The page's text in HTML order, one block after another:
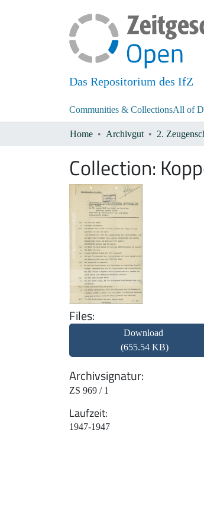
Das Repositorium des IfZ
Communities & CollectionsAll of
Home Archivgut 2.
Collection:
Files
Download
(655.54 KB)
Archivsignatur
ZS 969 / 1
Laufzeit
1947-1947